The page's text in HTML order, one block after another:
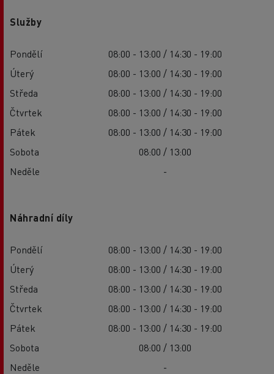
Služby
Pondělí
08:00 - 13:00 / 14:30 - 19:00
Úterý
08:00 - 13:00 / 14:30 - 19:00
Středa
08:00 - 13:00 / 14:30 - 19:00
Čtvrtek
08:00 - 13:00 / 14:30 - 19:00
Pátek
08:00 - 13:00 / 14:30 - 19:00
Sobota
08:00 / 13:00
Neděle
-
Náhradní díly
Pondělí
08:00 - 13:00 / 14:30 - 19:00
Úterý
08:00 - 13:00 / 14:30 - 19:00
Středa
08:00 - 13:00 / 14:30 - 19:00
Čtvrtek
08:00 - 13:00 / 14:30 - 19:00
Pátek
08:00 - 13:00 / 14:30 - 19:00
Sobota
08:00 / 13:00
Neděle
-